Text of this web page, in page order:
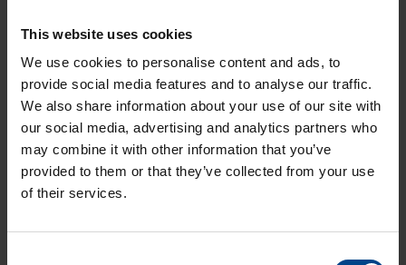
This website uses cookies
We use cookies to personalise content and ads, to
provide social media features and to analyse our traffic.
We also share information about your use of our site with
our social media, advertising and analytics partners who
may combine it with other information that you’ve
provided to them or that they’ve collected from your use
of their services.
TUOTEPÄÄLLIKKÖ (ETÄYHTEYSRATKAISUT JA
TEOLLISUUDEN TIEDONSIIRTO, HAJAUTETTU
TEOLLISUUSTIETOKONEET)
Niko Hyppänen
+358 50 563 23 72